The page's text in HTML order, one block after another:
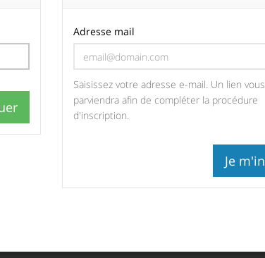
Adresse mail
Saisissez votre adresse e-mail. Un lien vous
parviendra afin de compléter la procédure
d'inscription.